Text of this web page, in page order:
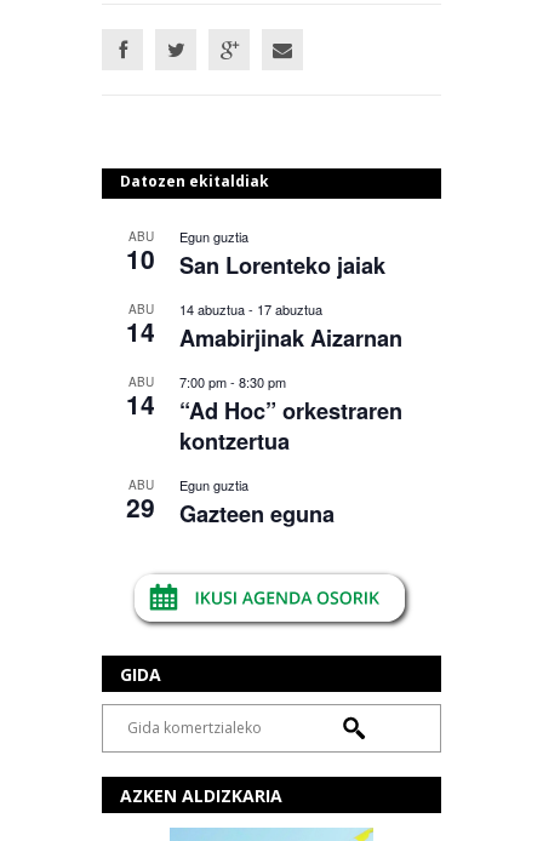
Datozen ekitaldiak
ABU
10
Egun guztia
San Lorenteko jaiak
ABU
14
14 abuztua- 17 abuztua
Amabirjinak Aizarnan
ABU
14
7:00 pm- 8:30 pm
“Ad Hoc” orkestraren
kontzertua
ABU
29
Egun guztia
Gazteen eguna
GIDA
AZKEN ALDIZKARIA